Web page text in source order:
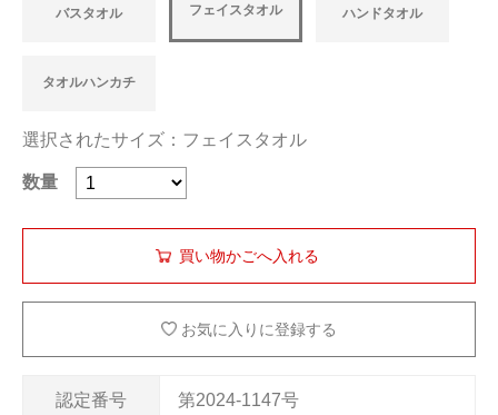
認定番号 第2024-1147号
バスタオル フェイスタオル ハンドタオル
タオルハンカチ
選択されたサイズ：フェイスタオル
数量
お気に入りに登録する